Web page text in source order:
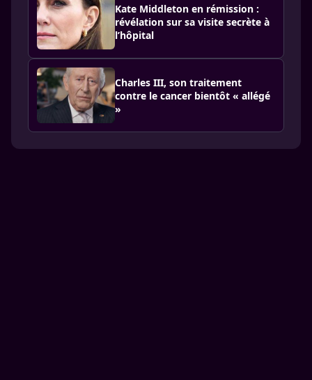
Kate Middleton en rémission :
révélation sur sa visite secrète à
l’hôpital
Charles III, son traitement
contre le cancer bientôt « allégé
»